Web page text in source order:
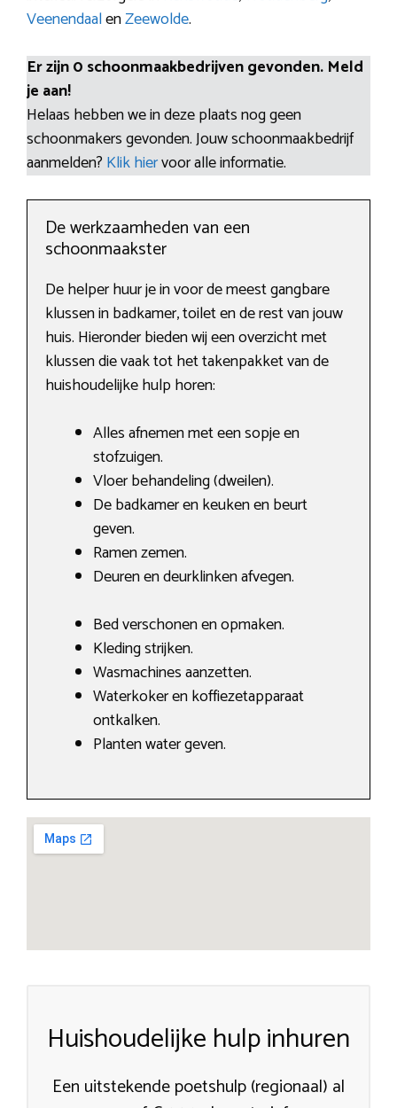
VeenendaalenZeewolde.
Er zijn 0 schoonmaakbedrijven gevonden. Meld
je aan!
Helaas hebben we in deze plaats nog geen
schoonmakers gevonden. Jouw schoonmaakbedrijf
aanmelden? Klik hiervoor alle informatie.
De werkzaamheden van een
schoonmaakster
De helper huur je in voor de meest gangbare
klussen in badkamer, toilet en de rest van jouw
huis. Hieronder bieden wij een overzicht met
klussen die vaak tot het takenpakket van de
huishoudelijke hulp horen:
Alles afnemen met een sopje en
stofzuigen.
Vloer behandeling (dweilen).
De badkamer en keuken en beurt
geven.
Ramen zemen.
Deuren en deurklinken afvegen.
Bed verschonen en opmaken.
Kleding strijken.
Wasmachines aanzetten.
Waterkoker en koffiezetapparaat
ontkalken.
Planten water geven.
Huishoudelijke hulp inhuren
Een uitstekende poetshulp (regionaal) al